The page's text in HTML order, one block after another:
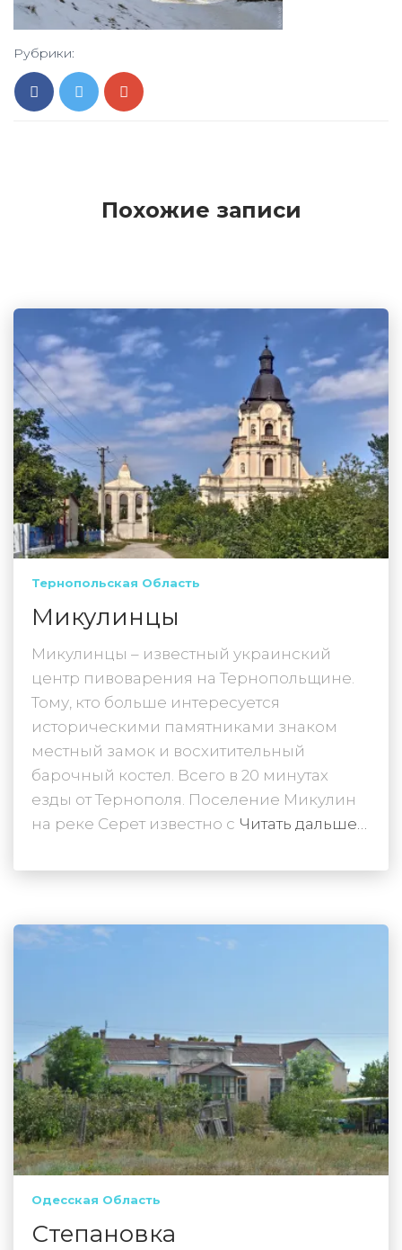
Рубрики:
Похожие записи
Тернопольская Область
Микулинцы
Микулинцы – известный украинский
центр пивоварения на Тернопольщине.
Тому, кто больше интересуется
историческими памятниками знаком
местный замок и восхитительный
барочный костел. Всего в 20 минутах
езды от Тернополя. Поселение Микулин
на реке Серет известно с Читать дальше…
Одесская Область
Степановка